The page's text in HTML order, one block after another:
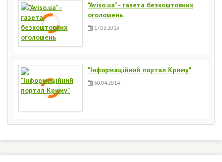
"Aviso.ua" - газета безкоштовних
оголошень
17.03.2013
"Інформаційний портал Криму"
30.04.2014